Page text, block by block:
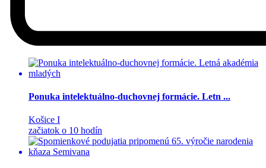
Ponuka intelektuálno-duchovnej formácie. Letn ...
Košice I
začiatok o 10 hodín